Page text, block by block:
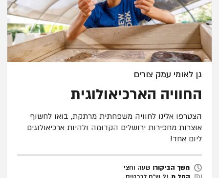
גן לאומי עמק צורים
החוויה הארכיאולוגית
הצטרפו אלינו לחוויה משפחתית מרתקת, בואו לחשוף
אוצרות מחפירות ירושלים הקדומה ולהיות ארכיאולוגים
ליום אחד!
משך הביקור: שעה וחצי